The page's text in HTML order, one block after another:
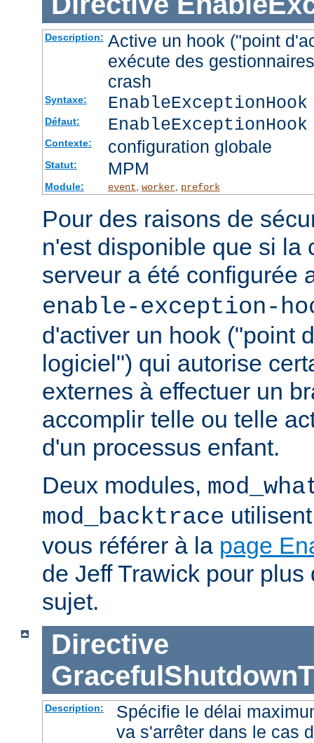
Description: Active un hook ("point
exécute des
crash
Syntaxe:
Défaut:
Contexte: configuration globale
Statut: MPM
Module: event worker, prefork
Pour des raisons de
n'est disponible que si la
serveur a été configurée
enable-exception-
d'activer un hook ("point
logiciel") qui autorise
externes à effectuer un
accomplir telle ou telle
d'un processus enfant.
Deux modules,
mod_backtrace
vous référer à la page
de Jeff Trawick pour
sujet.
Directive
Description:
Spécifie le délai
va s'arrêter dans le cas